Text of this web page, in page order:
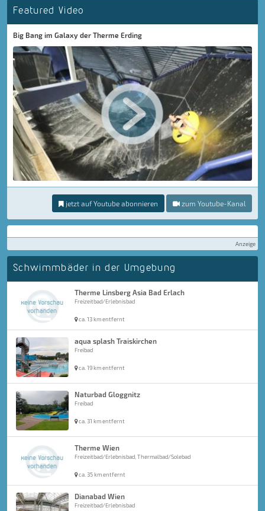
Featured Video
Big Bang im Galaxy der Therme Erding
jetzt auf Youtube abonnieren zum Youtube-Kanal
Anzeige
Schwimmbäder in der Umgebung
Therme Linsberg Asia Bad Erlach
Freizeitbad/Erlebnisbad
ca. 13 km entfernt
aqua splash Traiskirchen
Freibad
ca. 19 km entfernt
Naturbad Gloggnitz
Freibad
ca. 31 km entfernt
Therme Wien
Freizeitbad/Erlebnisbad, Thermalbad/Solebad
ca. 35 km entfernt
Dianabad Wien
Freizeitbad/Erlebnisbad